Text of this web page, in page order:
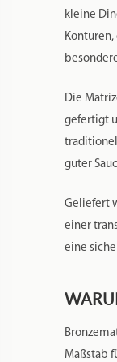
kleine
Die
gefertigt
guter
Geliefert
einer
eine
Maßstab